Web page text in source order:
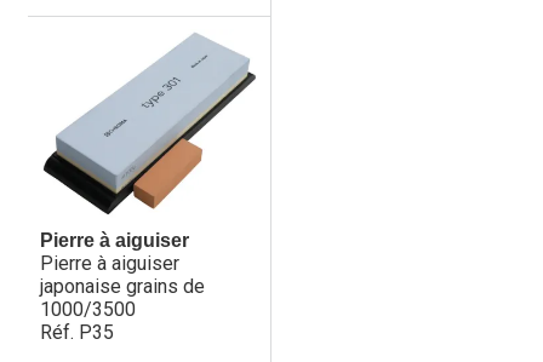
Pierre à aiguiser
Pierre à aiguiser
japonaise grains de
1000/3500
Réf. P35